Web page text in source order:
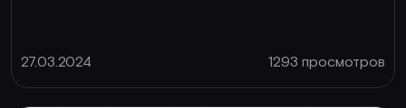
27.03.2024 1293 просмотров